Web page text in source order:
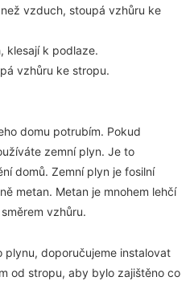
vzduch, stoupá vzhůru ke
klesají k podlaze.
vzhůru ke stropu.
domu potrubím. Pokud
zemní plyn. Je to
domů. Zemní plyn je fosilní
metan. Metan je mnohem lehčí
vzhůru.
plynu, doporučujeme instalovat
od stropu, aby bylo zajištěno co